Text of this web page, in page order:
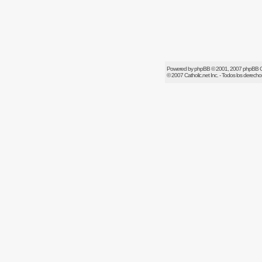
Powered byphpBB© 2001, 2007 phpBB
© 2007Catholic.netInc. - Todos los